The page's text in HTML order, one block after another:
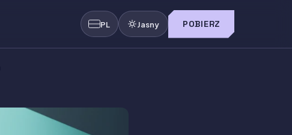
PL Jasny POBIERZ